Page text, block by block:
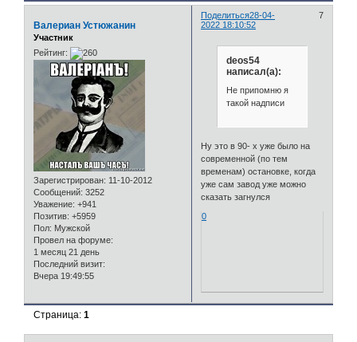
Поделиться 7
28-04-
2022 18:10:52
Валериан Устюжанин
Участник
Рейтинг:
Зарегистрирован: 11-10-2012
Сообщений: 3252
Уважение: +941
Позитив: +5959
Пол: Мужской
Провел на форуме:
1 месяц 21 день
Последний визит:
Вчера 19:49:55
deos54
написал(а):
Не припомню я
такой надписи
Ну это в 90- х уже было на
современной (по тем
временам) остановке, когда
уже сам завод уже можно
сказать загнулся
0
Страница:1